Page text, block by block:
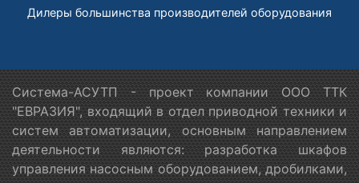
Дилеры большинства производителей оборудования
Система-АСУТП - проект компании ООО ТТК
"ЕВРАЗИЯ", входящий в отдел приводной техники и
систем автоматизации, основным направлением
деятельности являются: разработка шкафов
управления насосным оборудованием, дробилками,